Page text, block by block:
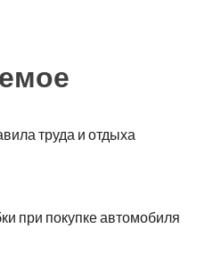
труда и отдыха
при покупке автомобиля